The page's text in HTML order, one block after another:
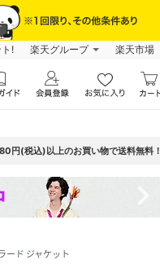
! 楽天グループ 楽天市場
円(税込)以上のお買い物で送料無料！
ード ジャケット